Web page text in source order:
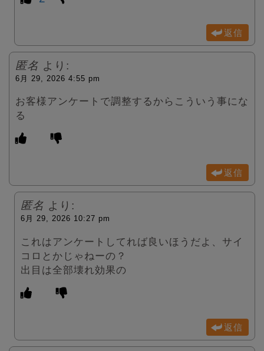
返信
匿名 より:
6月 29, 2026 4:55 pm
お客様アンケートで調整するからこういう事にな
る
返信
匿名 より:
6月 29, 2026 10:27 pm
これはアンケートしてれば良いほうだよ、サイ
コロとかじゃねーの？
出目は全部壊れ効果の
返信